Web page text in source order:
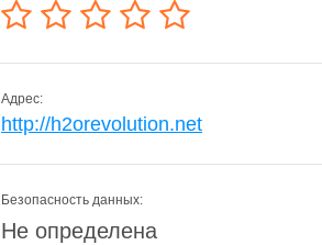
Адрес:
http://h2orevolution.net
Безопасность данных:
Не определена